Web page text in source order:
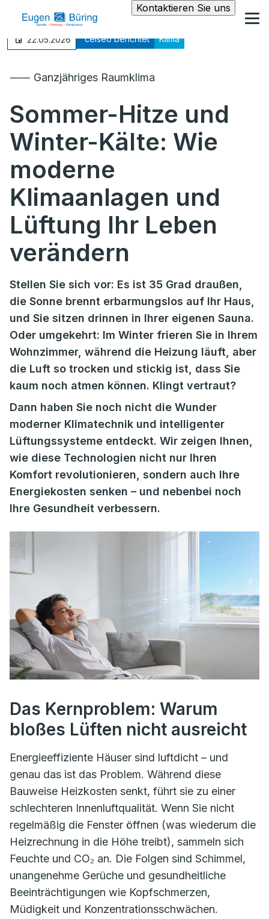
Kontaktieren Sie uns
22.05.2026 °celseo berichtet Klima
⸺ Ganzjähriges Raumklima
Sommer-Hitze und
Winter-Kälte: Wie
moderne
Klimaanlagen und
Lüftung Ihr Leben
verändern
Stellen Sie sich vor: Es ist 35 Grad draußen,
die Sonne brennt erbarmungslos auf Ihr Haus,
und Sie sitzen drinnen in Ihrer eigenen Sauna.
Oder umgekehrt: Im Winter frieren Sie in Ihrem
Wohnzimmer, während die Heizung läuft, aber
die Luft so trocken und stickig ist, dass Sie
kaum noch atmen können. Klingt vertraut?
Dann haben Sie noch nicht die Wunder
moderner Klimatechnik und intelligenter
Lüftungssysteme entdeckt. Wir zeigen Ihnen,
wie diese Technologien nicht nur Ihren
Komfort revolutionieren, sondern auch Ihre
Energiekosten senken – und nebenbei noch
Ihre Gesundheit verbessern.
Das Kernproblem: Warum
bloßes Lüften nicht ausreicht
Energieeffiziente Häuser sind luftdicht – und
genau das ist das Problem. Während diese
Bauweise Heizkosten senkt, führt sie zu einer
schlechteren Innenluftqualität. Wenn Sie nicht
regelmäßig die Fenster öffnen (was wiederum die
Heizrechnung in die Höhe treibt), sammeln sich
Feuchte und CO₂ an. Die Folgen sind Schimmel,
unangenehme Gerüche und gesundheitliche
Beeinträchtigungen wie Kopfschmerzen,
Müdigkeit und Konzentrationsschwächen.